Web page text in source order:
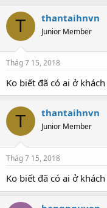
T thantaihnvn
Junior Member
Thág 7 15, 2018
Ko biết đã có ai ở
T thantaihnvn
Junior Member
Thág 7 15, 2018
Ko biết đã có ai ở